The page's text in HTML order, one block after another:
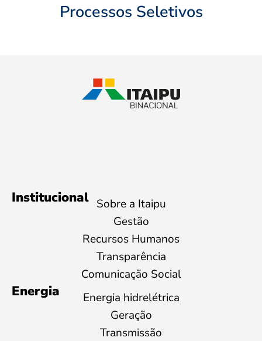
Processos Seletivos
Institucional Sobre a Itaipu
Gestão
Recursos Humanos
Transparência
Comunicação Social
Energia
Energia hidrelétrica
Geração
Transmissão